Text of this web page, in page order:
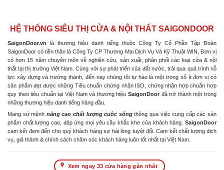
HỆ THỐNG SIÊU THỊ CỬA & NỘI THẤT SAIGONDOOR
SaigonDoor.vn là thương hiệu danh tiếng thuộc Công Ty Cổ Phần Tập Đoàn
SaigonDoor có tiền thân là Công Ty CP Thương Mại Dịch Vụ Và Kỹ Thuật WIN, Đơn vị
có hơn 15 năm chuyên môn về nghiên cứu, sản xuất, phân phối các loại cửa & nội
thất tại thị trường Việt Nam. Cùng với sự phát triển của đất nước, trải qua quá trình nỗ
lực xây dựng và trưởng thành, đến nay chúng tôi tự hào là một trong số ít đơn vị có
sản phẩm đạt được những Tiêu chuẩn chứng nhận ISO, chứng nhận hợp chuẩn hợp
quy theo tiêu chuẩn tại Việt Nam và thương hiệu SaigonDoor đã trở thành một trong
những thương hiệu danh tiếng hàng đầu.
Mang sứ mệnh nâng cao chất lượng cuộc sốngthông qua việc cung cấp các sản
phẩm chất lượng cao, đáp ứng mọi yêu cầu khắc khe của khách hàng. SaigonDoor
cam kết đem đến cho quý khách hàng sự hài lòng tuyệt đối. Cam kết chất lượng dịch
vụ, giá thành & chính sách chăm sóc khách hàng luôn tốt nhất tại Việt Nam.
Xem ngay 33 cửa hàng gần nhất